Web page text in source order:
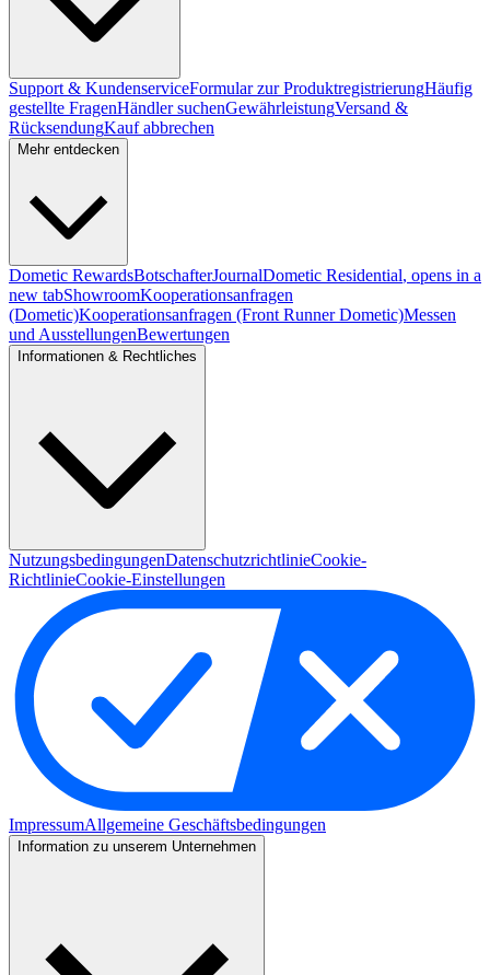
Support & KundenserviceFormular zur ProduktregistrierungHäufig
gestellte FragenHändler suchenGewährleistungVersand &
RücksendungKauf abbrechen
Mehr entdecken
Dometic RewardsBotschafterJournalDometic Residential, opens in a
new tabShowroomKooperationsanfragen
(Dometic)Kooperationsanfragen (Front Runner Dometic)Messen
und AusstellungenBewertungen
Informationen & Rechtliches
NutzungsbedingungenDatenschutzrichtlinieCookie-
RichtlinieCookie-Einstellungen
ImpressumAllgemeine Geschäftsbedingungen
Information zu unserem Unternehmen